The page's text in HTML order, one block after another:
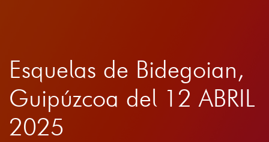
Esquelas de Bidegoian,
Guipúzcoa del 12 ABRIL
2025